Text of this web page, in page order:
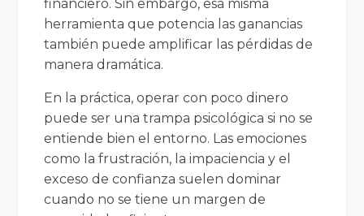
financiero. Sin embargo, esa misma
herramienta que potencia las ganancias
también puede amplificar las pérdidas de
manera dramática.
En la práctica, operar con poco dinero
puede ser una trampa psicológica si no se
entiende bien el entorno. Las emociones
como la frustración, la impaciencia y el
exceso de confianza suelen dominar
cuando no se tiene un margen de